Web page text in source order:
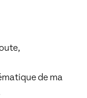
de ma